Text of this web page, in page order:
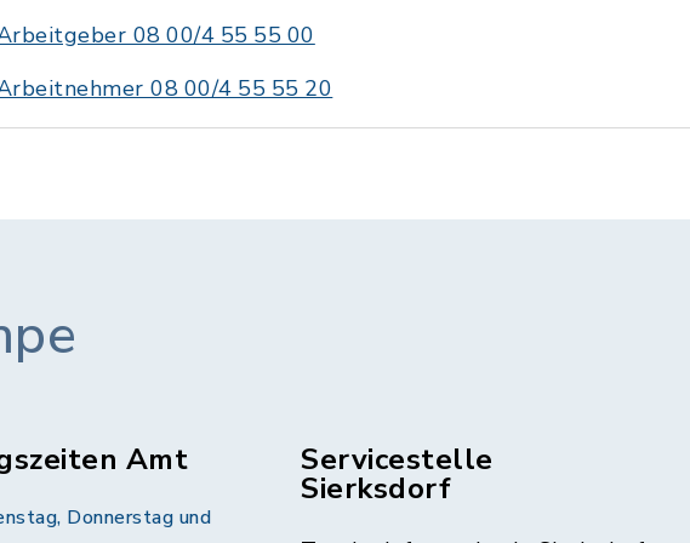
08 00/4 55 55 00
08 00/4 55 55 20
Amt
Donnerstag und
Servicestelle
Sierksdorf